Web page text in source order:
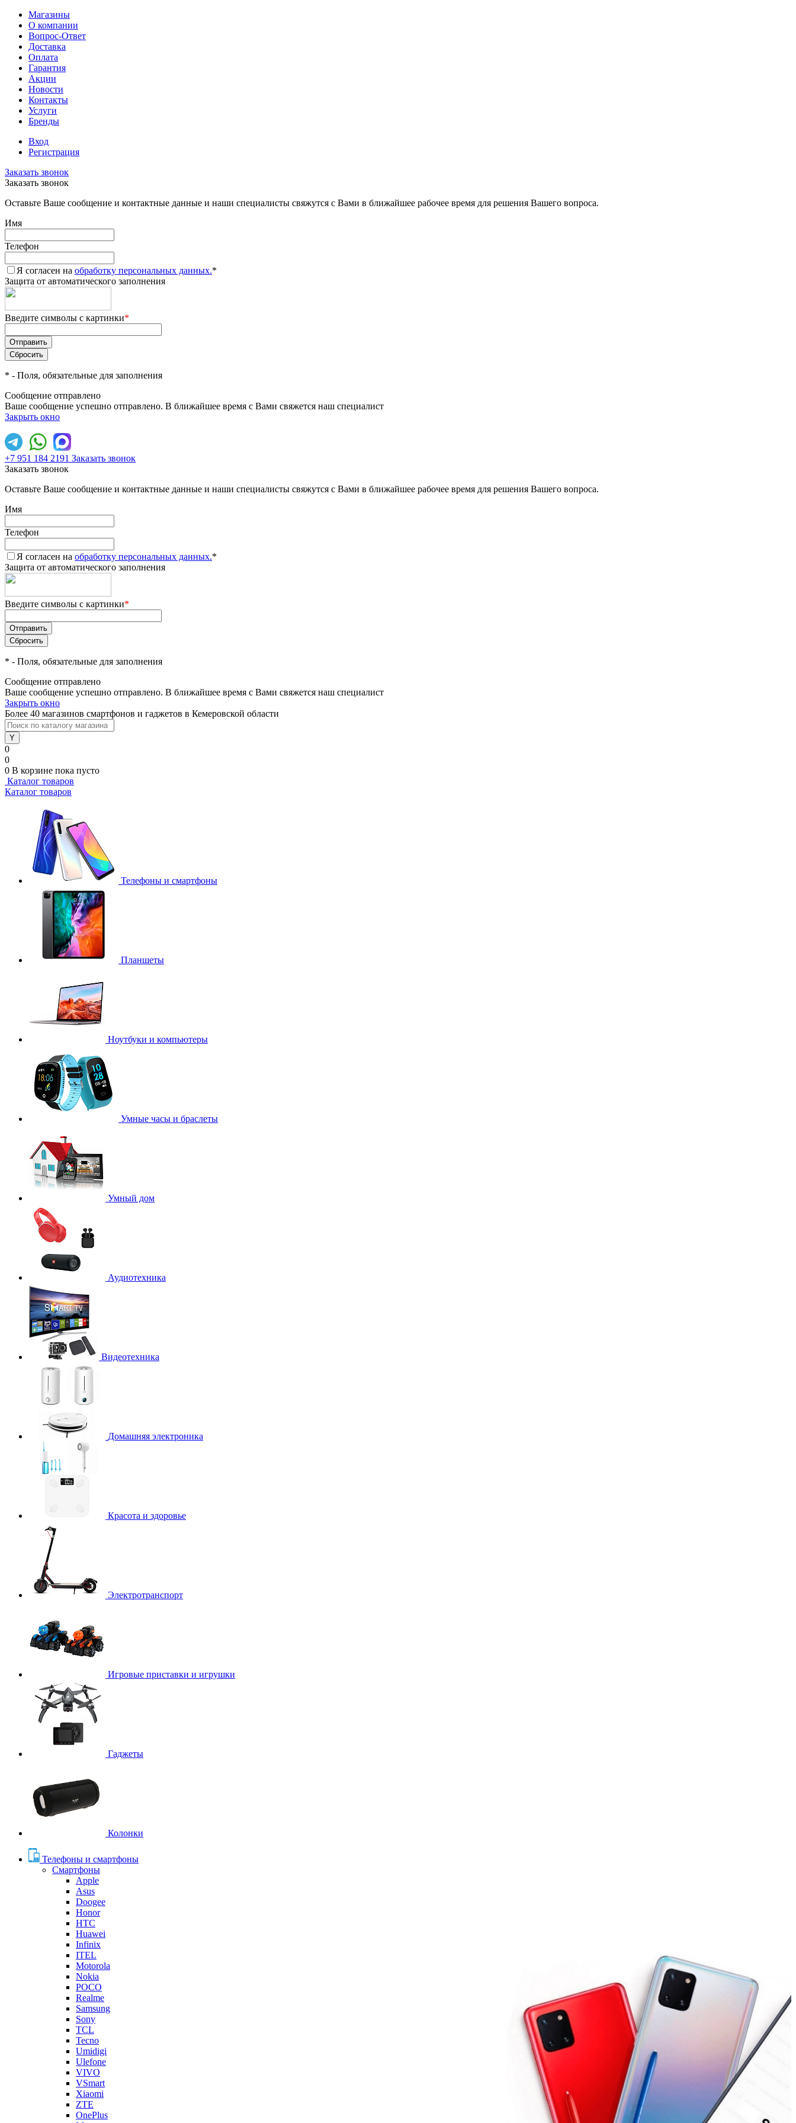
Магазины
О компании
Вопрос-Ответ
Доставка
Оплата
Гарантия
Акции
Новости
Контакты
Услуги
Бренды
Вход
Регистрация
Заказать звонок
Заказать звонок
Оставьте Ваше сообщение и контактные данные и наши специалисты свяжутся с Вами в ближайшее рабочее время для решения Вашего вопроса.
Имя
Телефон
Я согласен на обработку персональных данных.*
Защита от автоматического заполнения
Введите символы с картинки*
* - Поля, обязательные для заполнения
Сообщение отправлено
Ваше сообщение успешно отправлено. В ближайшее время с Вами свяжется наш специалист
Закрыть окно
+7 951 184 2191 Заказать звонок
Заказать звонок
Оставьте Ваше сообщение и контактные данные и наши специалисты свяжутся с Вами в ближайшее рабочее время для решения Вашего вопроса.
Имя
Телефон
Я согласен на обработку персональных данных.*
Защита от автоматического заполнения
Введите символы с картинки*
* - Поля, обязательные для заполнения
Сообщение отправлено
Ваше сообщение успешно отправлено. В ближайшее время с Вами свяжется наш специалист
Закрыть окно
Более 40 магазинов смартфонов и гаджетов в Кемеровской области
0
0
0 В корзине пока пусто
Каталог товаров
Каталог товаров
Телефоны и смартфоны
Планшеты
Ноутбуки и компьютеры
Умные часы и браслеты
Умный дом
Аудиотехника
Видеотехника
Домашняя электроника
Красота и здоровье
Электротранспорт
Игровые приставки и игрушки
Гаджеты
Колонки
Телефоны и смартфоны
Смартфоны
Apple
Asus
Doogee
Honor
HTC
Huawei
Infinix
ITEL
Motorola
Nokia
POCO
Realme
Samsung
Sony
TCL
Tecno
Umidigi
Ulefone
VIVO
VSmart
Xiaomi
ZTE
OnePlus